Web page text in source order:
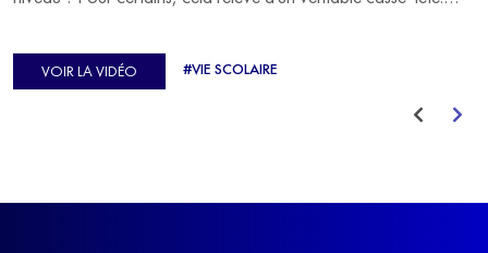
d'Europe de Horse-ball, qui a failli abandonner ses études
avant de trouver un nouvel équilibre.
VOIR LA VIDÉO #VIE SCOLAIRE